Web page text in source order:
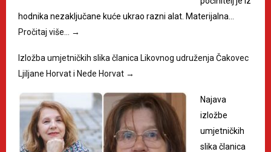
hodnika nezaključane kuće ukrao razni alat. Materijalna…
Pročitaj više…
→
Izložba umjetničkih slika članica Likovnog udruženja Čakovec
Ljiljane Horvat i Nede Horvat →
Najava
izložbe
umjetničkih
slika članica